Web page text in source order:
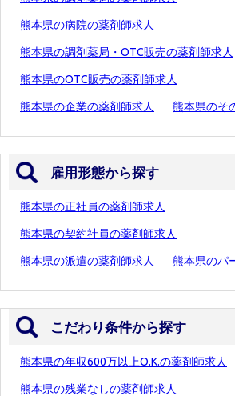
熊本県の病院の薬剤師求人
熊本県の調剤薬局・OTC販売の薬剤師求人
熊本県のOTC販売の薬剤師求人
熊本県の企業の薬剤師求人 熊本県のそ
雇用形態から探す
熊本県の正社員の薬剤師求人
熊本県の契約社員の薬剤師求人
熊本県の派遣の薬剤師求人 熊本県のパ
こだわり条件から探す
熊本県の年収600万以上O.K.の薬剤師求人
熊本県の残業なしの薬剤師求人